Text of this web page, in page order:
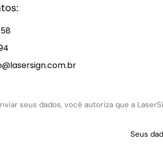
seus dados, você autoriza que a
Seus